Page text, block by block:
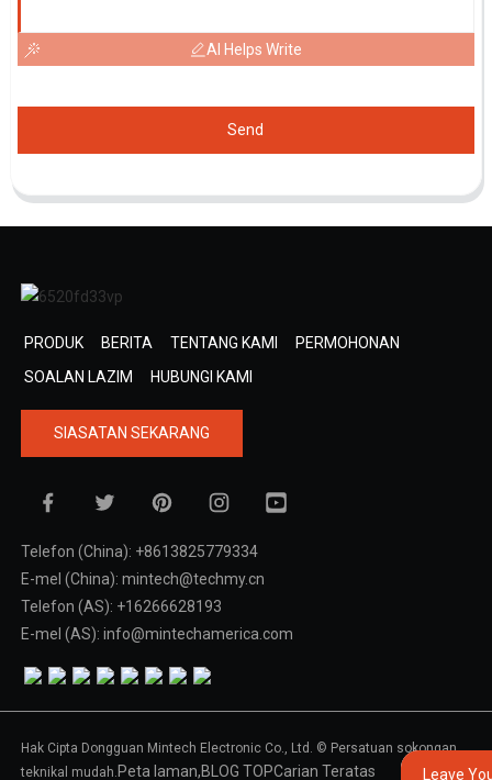
AI Helps Write
Send
PRODUK BERITA TENTANG KAMI
PERMOHONAN
SOALAN LAZIM
HUBUNGI KAMI
SIASATAN SEKARANG
Telefon (China): +8613825779334
E-mel (China): mintech@techmy.cn
Telefon (AS): +16266628193
E-mel (AS): info@mintechamerica.com
Hak Cipta Dongguan Mintech Electronic Co., Ltd. © Persatuan sokongan
teknikal mudah. Peta laman,BLOG TOPCarian Teratas Leave